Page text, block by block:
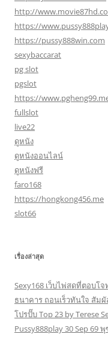
http://
https://
https://pussy888win.com
sexybaccarat
pg slot
pgslot
https://
fullslot
live22
ดูหนัง
ดูหนังออนไลน์
ดูหนังฟรี
faro168
https://hongkong456.me
slot66
เรื่องล่าสุด
Sexy168 เว็บไพ่สดที่ตอบโ
ธนาคาร ถอนเร็วทันใจ สัม
โปรปั๊บ Top 23 by Terese
Pussy888play 30 Sep 69